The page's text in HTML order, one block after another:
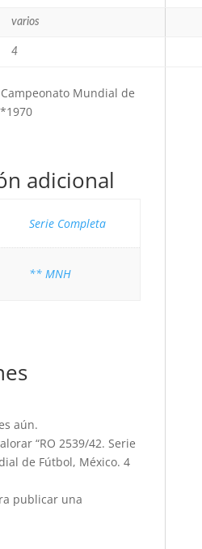
varios
4
Mundial de
adicional
Serie Completa
** MNH
aún.
“RO 2539/42. Serie
de Fútbol, México. 4
publicar una